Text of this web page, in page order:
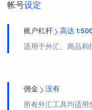
帐号设定
账户杠杆 高达
适用于外汇、商品和
佣金 没有
所有外汇工具均适用